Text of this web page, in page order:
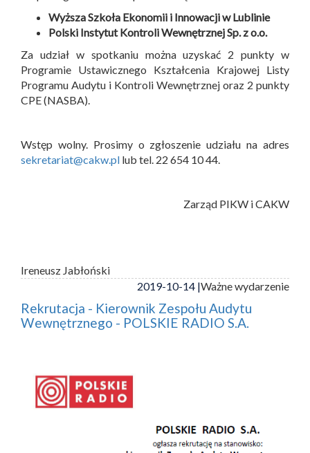
Wyższa Szkoła Ekonomii i Innowacji w Lublinie
Polski Instytut Kontroli Wewnętrznej Sp. z o.o.
Za udział w spotkaniu można uzyskać 2 punkty w
Programie Ustawicznego Kształcenia Krajowej Listy
Programu Audytu i Kontroli Wewnętrznej oraz 2 punkty
CPE (NASBA).
Wstęp wolny. Prosimy o zgłoszenie udziału na adres
sekretariat@cakw.pl lub tel. 22 654 10 44.
Zarząd PIKW i CAKW
Ireneusz Jabłoński
2019-10-14 |Ważne wydarzenie
Rekrutacja - Kierownik Zespołu Audytu
Wewnętrznego - POLSKIE RADIO S.A.